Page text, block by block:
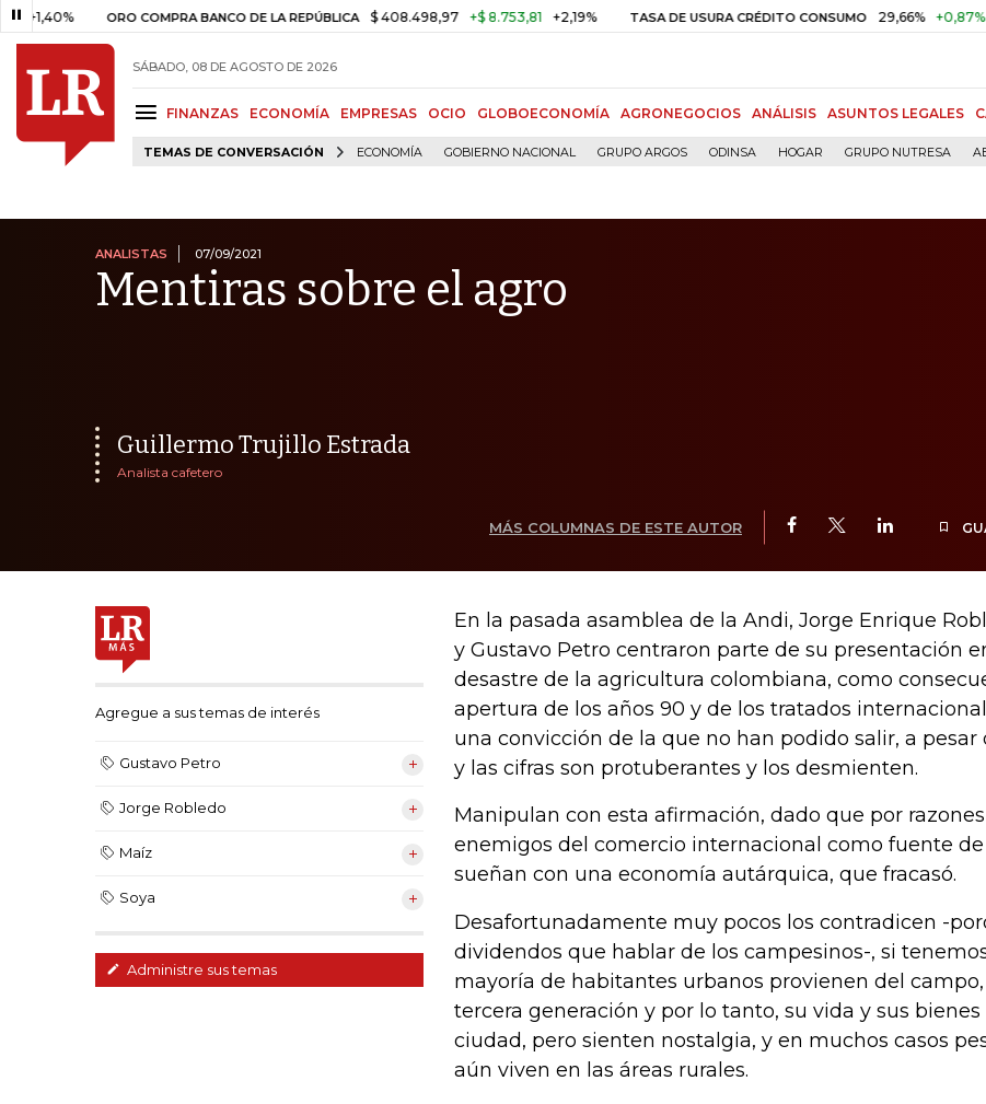
ORO COMPRA BANCO DE LA REPÚBLICA $ 408.498,97 +$ 8.753,81 +2,19% TASA DE USURA CRÉDITO CONSUMO 29,66% +0,87% +3,02%
SÁBADO, 08 DE AGOSTO DE 2026
FINANZAS ECONOMÍA EMPRESAS OCIO GLOBOECONOMÍA AGRONEGOCIOS ANÁLISIS ASUNTOS LEGALES
TEMAS DE CONVERSACIÓN ECONOMÍA GOBIERNO NACIONAL GRUPO ARGOS ODINSA HOGAR GRUPO NUTRESA
ANALISTAS 07/09/2021
Mentiras sobre el agro
Guillermo Trujillo Estrada
Analista cafetero
MÁS COLUMNAS DE ESTE AUTOR
Agregue a sus temas de interés
Gustavo Petro
Jorge Robledo
Maíz
Soya
Administre sus temas
En la pasada asamblea de la Andi, Jorge Enrique
y Gustavo Petro centraron parte de su presentación
desastre de la agricultura colombiana, como
apertura de los años 90 y de los tratados
una convicción de la que no han podido salir, a pesar
y las cifras son protuberantes y los desmienten.
Manipulan con esta afirmación, dado que por
enemigos del comercio internacional como fuente
sueñan con una economía autárquica, que fracasó.
Desafortunadamente muy pocos los contradicen -
dividendos que hablar de los campesinos-, si
mayoría de habitantes urbanos provienen del
tercera generación y por lo tanto, su vida y sus
ciudad, pero sienten nostalgia, y en muchos casos
aún viven en las áreas rurales.